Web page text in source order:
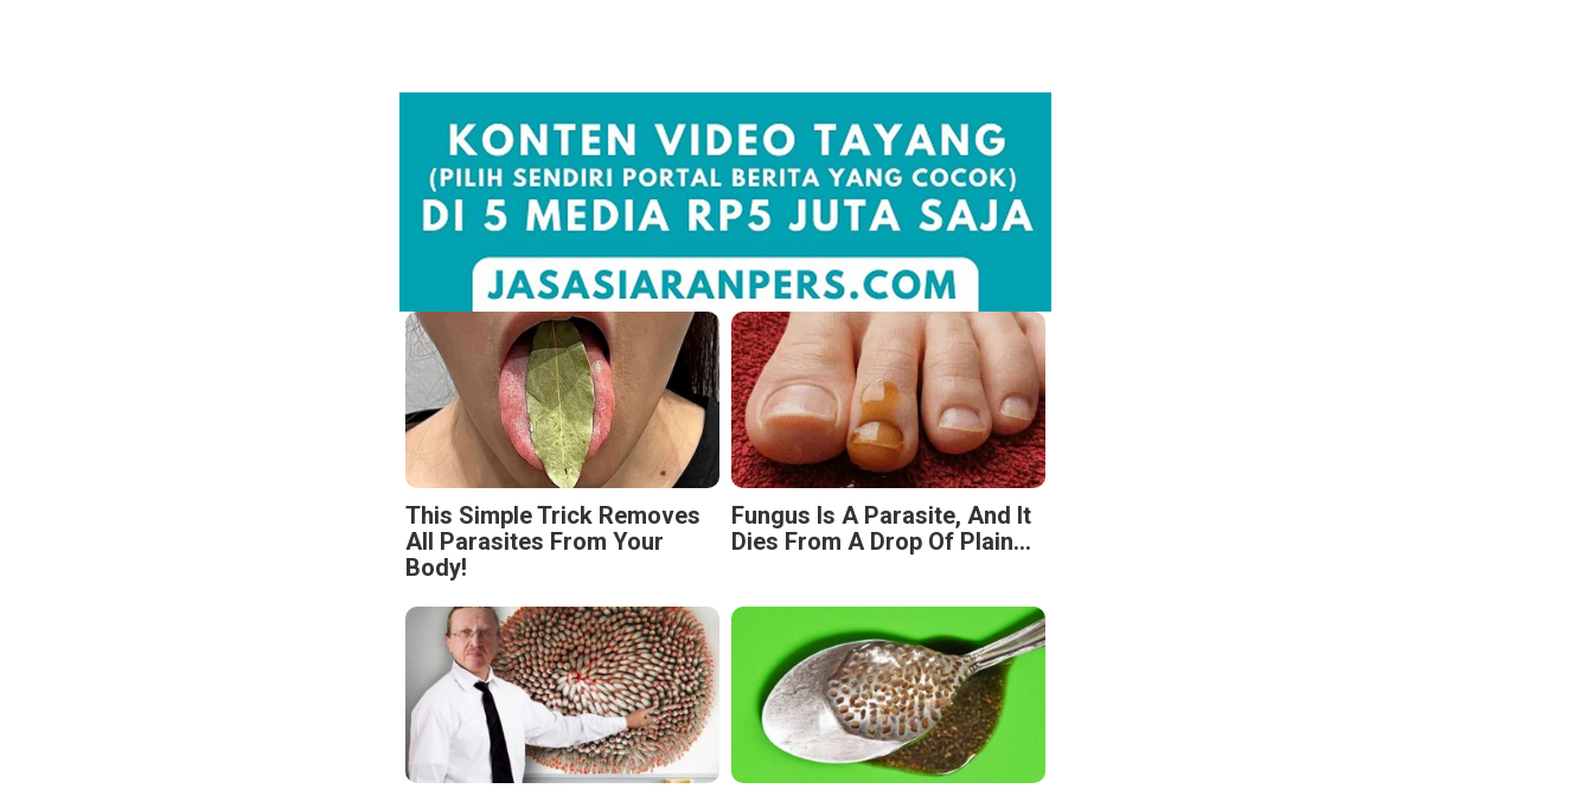
This Simple Trick Removes
All Parasites From Your
Body!
Fungus Is A Parasite, And It
Dies From A Drop Of Plain...